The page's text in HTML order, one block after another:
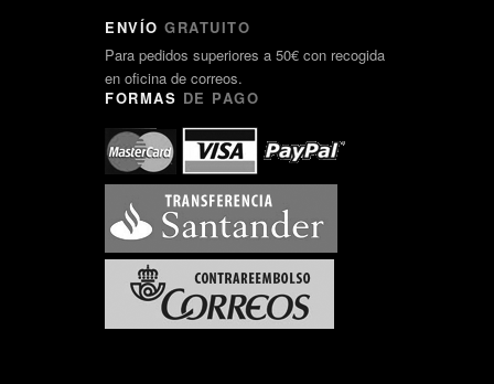
ENVÍO GRATUITO
Para pedidos superiores a 50€ con recogida
en oficina de correos.
FORMAS DE PAGO